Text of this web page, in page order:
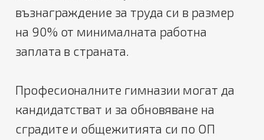
възнаграждение за труда си в размер
на 90% от минималната работна
заплата в страната.
Професионалните гимназии могат да
кандидатстват и за обновяване на
сградите и общежитията си по ОП